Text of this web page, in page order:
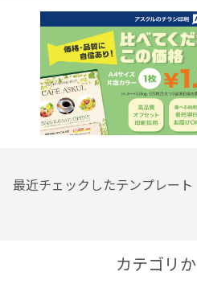
最近チェックしたテンプレート
カテゴリ